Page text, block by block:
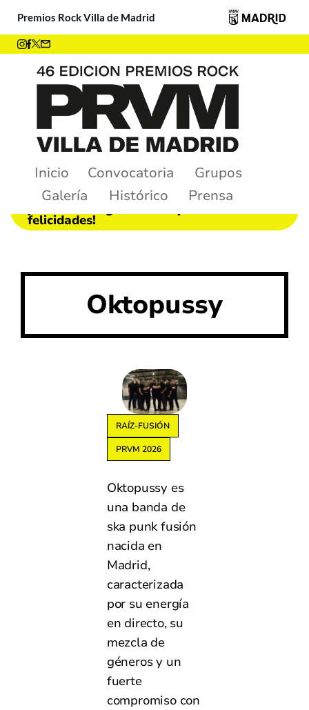
Premios Rock Villa de Madrid
Inicio Convocatoria
Grupos
Galería
Histórico Prensa
felicidades!
Oktopussy
RAÍZ-FUSIÓN
PRVM 2026
Oktopussy es
una banda de
ska punk fusión
nacida en
Madrid,
caracterizada
por su energía
en directo, su
mezcla de
géneros y un
fuerte
compromiso con